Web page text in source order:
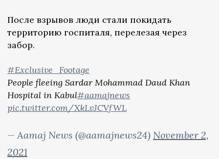
После взрывов люди стали покидать
территорию госпиталя, перелезая через
забор.
#Exclusive_Footage
People fleeing Sardar Mohammad Daud Khan
Hospital in Kabul#aamajnews
pic.twitter.com/XkLvJCVfWL
— Aamaj News (@aamajnews24) November 2,
2021